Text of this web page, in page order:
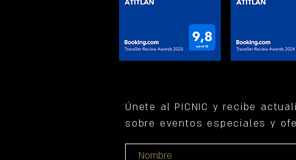
Únete al PICNIC y recibe
sobre eventos especiales y